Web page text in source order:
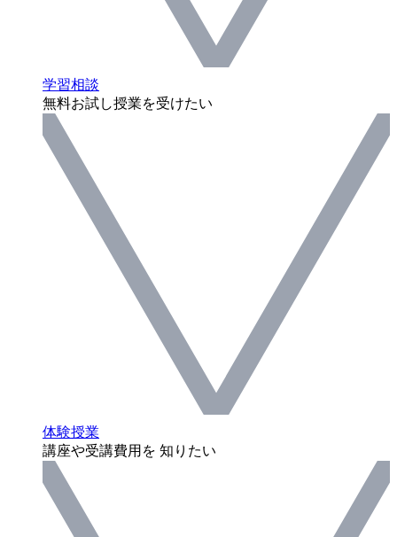
学習相談
無料お試し授業を受けたい
体験授業
講座や受講費用を 知りたい